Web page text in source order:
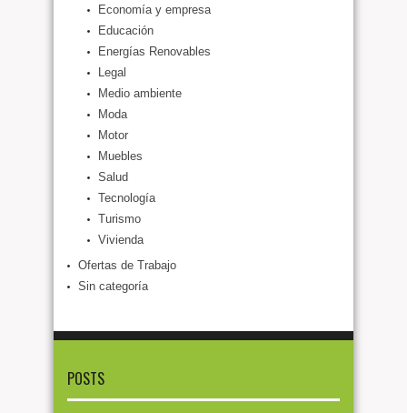
Economía y empresa
Educación
Energías Renovables
Legal
Medio ambiente
Moda
Motor
Muebles
Salud
Tecnología
Turismo
Vivienda
Ofertas de Trabajo
Sin categoría
POSTS